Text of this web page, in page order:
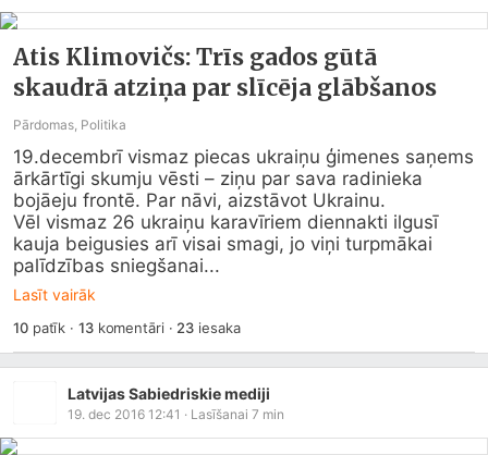
Atis Klimovičs: Trīs gados gūtā
skaudrā atziņa par slīcēja glābšanos
Pārdomas, Politika
19.decembrī vismaz piecas ukraiņu ģimenes saņems
ārkārtīgi skumju vēsti – ziņu par sava radinieka
bojāeju frontē. Par nāvi, aizstāvot Ukrainu.
Vēl vismaz 26 ukraiņu karavīriem diennakti ilgusī
kauja beigusies arī visai smagi, jo viņi turpmākai
palīdzības sniegšanai...
Lasīt vairāk
10patīk · 13komentāri · 23 iesaka
Latvijas Sabiedriskie mediji
19. dec 2016 12:41 · Lasīšanai 7 min